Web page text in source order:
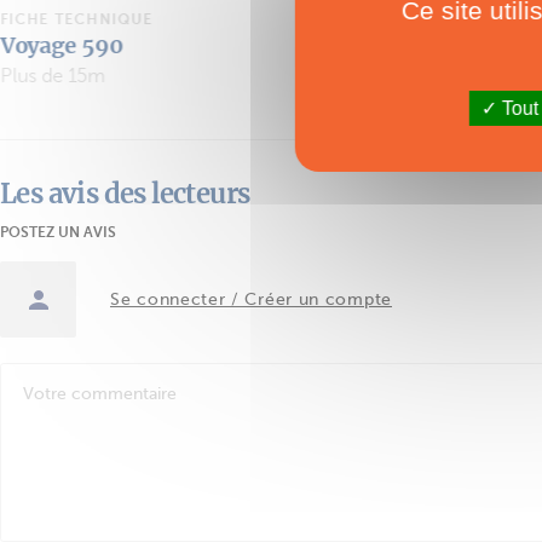
FICHE TECHNIQUE
Voyage 580
Plus de 15m
FICHE
Les avis des lecteurs
POSTEZ UN AVIS
Se connecter / Créer un compte
Ce site